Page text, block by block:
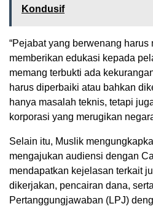
Kondusif
“Pejabat yang berwenang harus
memberikan edukasi kepada
memang terbukti ada
harus diperbaiki atau bahkan
hanya masalah teknis, tetapi
korporasi yang merugikan
Selain itu, Muslik
mengajukan audiensi dengan
mendapatkan kejelasan terkait
dikerjakan, pencairan dana,
Pertanggungjawaban (LPJ)